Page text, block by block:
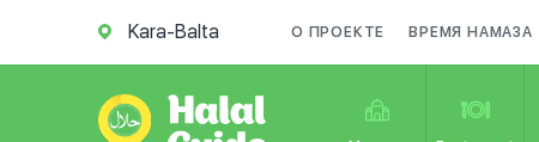
Kara-Balta О ПРОЕКТЕ ВРЕМЯ НАМАЗА